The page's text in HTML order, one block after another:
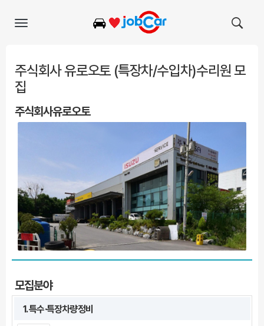
Toggle
navigation
주식회사 유로오토 (특장차/수입차)수리원 모
집
주식회사유로오토
모집분야
1. 특수·특장차량정비